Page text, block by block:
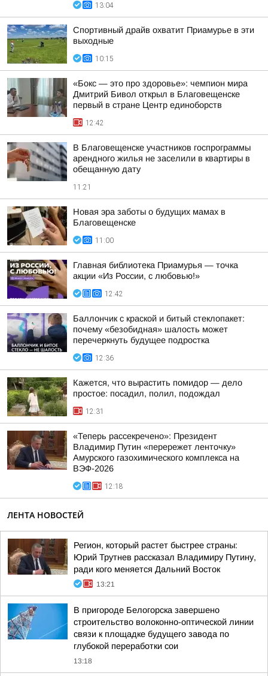
13:04
Спортивный драйв охватит Приамурье в эти
выходные
10:15
«Бокс — это про здоровье»: чемпион мира
Дмитрий Бивол открыл в Благовещенске
первый в стране Центр единоборств
12:42
В Благовещенске участников госпрограммы
арендного жилья не заселили в квартиры в
обещанную дату
11:21
Новая эра заботы о будущих мамах в
Благовещенске
11:00
Главная библиотека Приамурья — точка
акции «Из России, с любовью!»
12:42
Баллончик с краской и битый стеклопакет:
почему «безобидная» шалость может
перечеркнуть будущее подростка
12:36
Кажется, что вырастить помидор — дело
простое: посадил, полил, подождал
12:31
«Теперь рассекречено»: Президент
Владимир Путин «перережет ленточку»
Амурского газохимического комплекса на
ВЭФ-2026
12:18
ЛЕНТА НОВОСТЕЙ
Регион, который растет быстрее страны:
Юрий Трутнев рассказал Владимиру Путину,
ради кого меняется Дальний Восток
13:21
В пригороде Белогорска завершено
строительство волоконно-оптической линии
связи к площадке будущего завода по
глубокой переработки сои
13:18